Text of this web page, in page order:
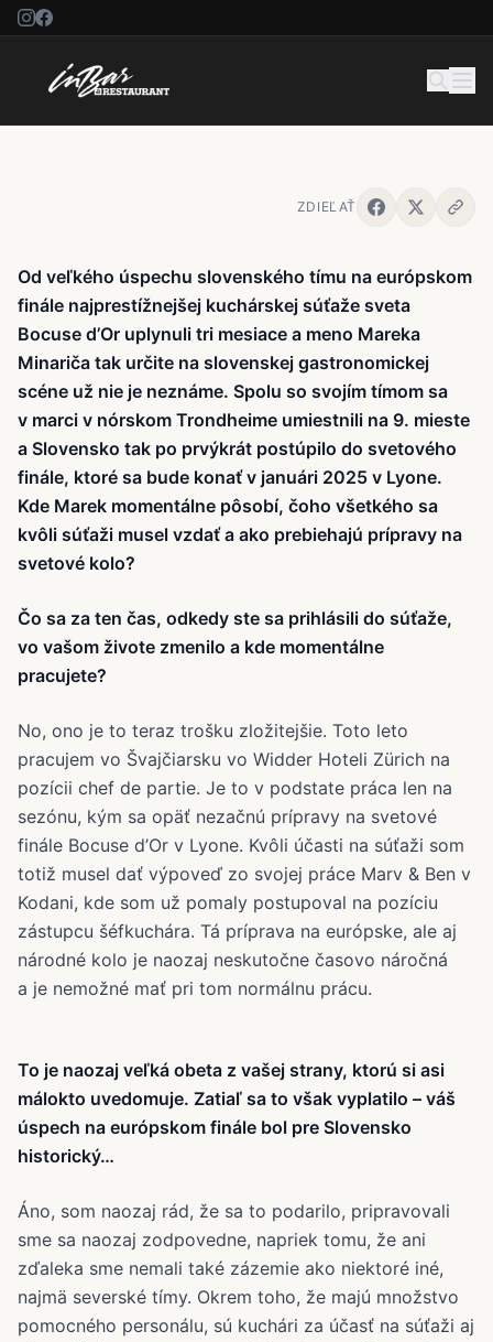
MAREK MINARIČ
ZDIEĽAŤ
Od veľkého úspechu slovenského tímu na európskom
finále najprestížnejšej kuchárskej súťaže sveta
Bocuse d’Or uplynuli tri mesiace a meno Mareka
Minariča tak určite na slovenskej gastronomickej
scéne už nie je neznáme. Spolu so svojím tímom sa
v marci v nórskom Trondheime umiestnili na 9. mieste
a Slovensko tak po prvýkrát postúpilo do svetového
finále, ktoré sa bude konať v januári 2025 v Lyone.
Kde Marek momentálne pôsobí, čoho všetkého sa
kvôli súťaži musel vzdať a ako prebiehajú prípravy na
svetové kolo?
Čo sa za ten čas, odkedy ste sa prihlásili do súťaže,
vo vašom živote zmenilo a kde momentálne
pracujete?
No, ono je to teraz trošku zložitejšie. Toto leto
pracujem vo Švajčiarsku vo Widder Hoteli Zürich na
pozícii chef de partie. Je to v podstate práca len na
sezónu, kým sa opäť nezačnú prípravy na svetové
finále Bocuse d’Or v Lyone. Kvôli účasti na súťaži som
totiž musel dať výpoveď zo svojej práce Marv & Ben v
Kodani, kde som už pomaly postupoval na pozíciu
zástupcu šéfkuchára. Tá príprava na európske, ale aj
národné kolo je naozaj neskutočne časovo náročná
a je nemožné mať pri tom normálnu prácu.
To je naozaj veľká obeta z vašej strany, ktorú si asi
málokto uvedomuje. Zatiaľ sa to však vyplatilo – váš
úspech na európskom finále bol pre Slovensko
historický…
Áno, som naozaj rád, že sa to podarilo, pripravovali
sme sa naozaj zodpovedne, napriek tomu, že ani
zďaleka sme nemali také zázemie ako niektoré iné,
najmä severské tímy. Okrem toho, že majú množstvo
pomocného personálu, sú kuchári za účasť na súťaži aj